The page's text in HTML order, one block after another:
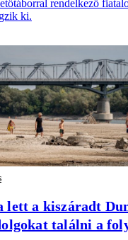
rendelkező
ki.
lett a kiszáradt
találni a